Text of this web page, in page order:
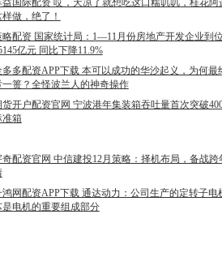
益国际配资 哎，天凉了就想吃这口糯叽叽，桂花阿
样做，绝了！
略配资 国家统计局：1—11月份房地产开发企业到
亿元 同比下降11.9%
多多配资APP下载 本可以成功的华沙起义，为何最
一篑？全怪波兰人的神奇操作
货开户配资官网 宁波港年集装箱吞吐量首次突破
准箱
奇配资官网 中信建投12月策略：择机布局，备战跨
鸿网配资APP下载 通达动力：公司生产的定转子电
是电机的重要组成部分